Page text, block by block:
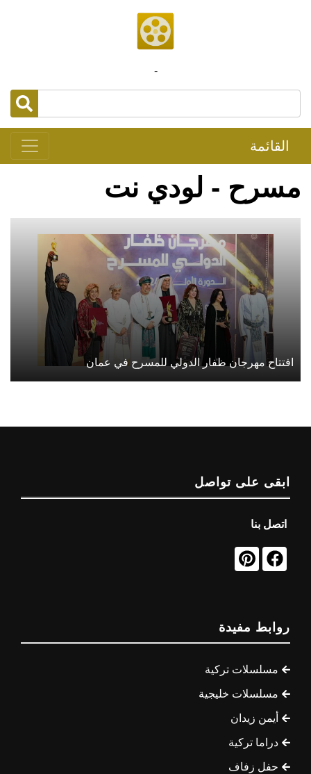
-
القائمة
مسرح - لودي نت
افتتاح مهرجان ظفار الدولي للمسرح في عمان
ابقى على تواصل
اتصل بنا
روابط مفيدة
مسلسلات تركية
مسلسلات خليجية
أيمن زيدان
دراما تركية
حفل زفاف